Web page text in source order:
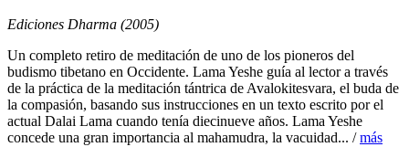
Ediciones Dharma (2005)
Un completo retiro de meditación de uno de los pioneros del
budismo tibetano en Occidente. Lama Yeshe guía al lector a través
de la práctica de la meditación tántrica de Avalokitesvara, el buda de
la compasión, basando sus instrucciones en un texto escrito por el
actual Dalai Lama cuando tenía diecinueve años. Lama Yeshe
concede una gran importancia al mahamudra, la vacuidad... /más